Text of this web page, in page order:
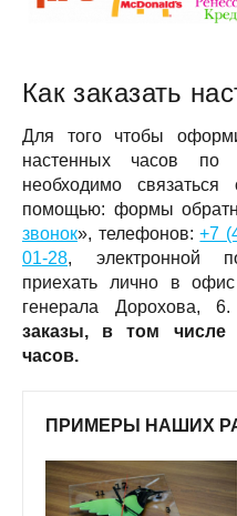
Как заказать
Для того чтобы
настенных часов по
необходимо
помощью: формы
звонок», телефонов:+7
01-28, электронной
приехать лично в
генерала Дорохова, 6.
заказы, в том числе
часов.
ПРИМЕРЫ НАШИХ